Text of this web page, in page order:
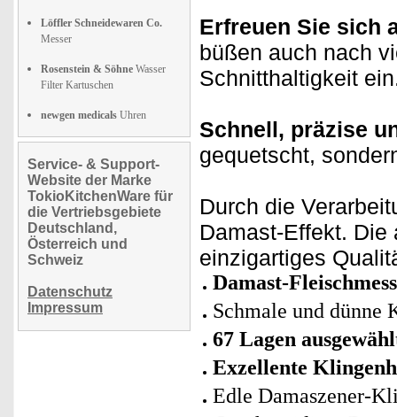
Löffler Schneidewaren Co.
Messer
Rosenstein & Söhne Wasser
Filter Kartuschen
newgen medicals Uhren
Service- & Support-
Website der Marke
TokioKitchenWare für
die Vertriebsgebiete
Deutschland,
Österreich und
Schweiz
Datenschutz
Impressum
Erfreuen Sie sich
büßen auch nach
Schnitthaltigkeit
Schnell, präzise
gequetscht,
Durch die
Damast-Effekt.
einzigartiges
Damast-
Schmale und dünne
67 Lagen
Exzellente
Edle Damaszener-